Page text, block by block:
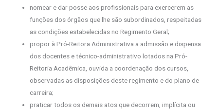
nomear e dar posse aos profissionais para exercerem as
funções dos órgãos que lhe são subordinados, respeitadas
as condições estabelecidas no Regimento Geral;
propor à Pró-Reitora Administrativa a admissão e dispensa
dos docentes e técnico-administrativo lotados na Pró-
Reitoria Acadêmica, ouvida a coordenação dos cursos,
observadas as disposições deste regimento e do plano de
carreira;
praticar todos os demais atos que decorrem, implícita ou